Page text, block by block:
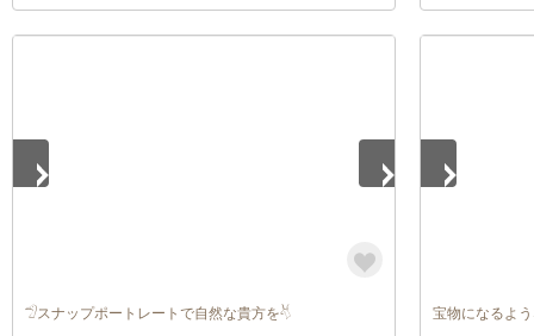
𓅿スナップポートレートで自然な貴方を𓄃 宝物になるよ